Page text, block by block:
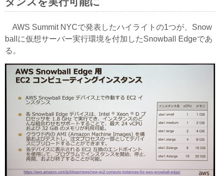
AWS Summit NYCで発表したハイライトの1つが、Snow
ballに仮想サーバー実行環境を付加したSnowball Edgeであ
る。